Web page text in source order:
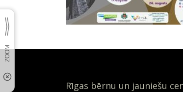
Rīgas bērnu un jauniešu